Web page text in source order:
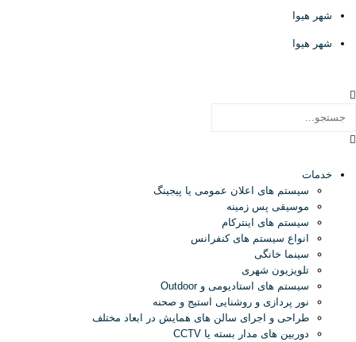
شهر هیوا
شهر هیوا
خدمات
سیستم های اعلان عمومی یا پیجینگ
موسیقی پس زمینه
سیستم های اینترکام
انواع سیستم های کنفرانس
سینما خانگی
تلویزیون شهری
سیستم های استادیومی و Outdoor
نور پردازی و روشنایی استیج و صحنه
طراحی و اجرای سالن های همایش در ابعاد مختلف
دوربین های مدار بسته یا CCTV